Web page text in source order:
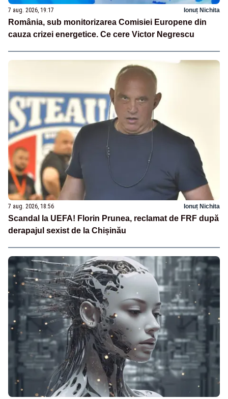
7 aug. 2026, 19:17 Ionuț Nichita
România, sub monitorizarea Comisiei Europene din
cauza crizei energetice. Ce cere Victor Negrescu
7 aug. 2026, 18:56 Ionuț Nichita
Scandal la UEFA! Florin Prunea, reclamat de FRF după
derapajul sexist de la Chișinău